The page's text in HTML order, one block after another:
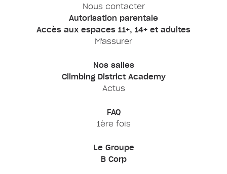
Nous contacter
Autorisation parentale
Accès aux espaces 11+, 14+ et adultes
M'assurer
Nos salles
Climbing District Academy
Actus
FAQ
1ère fois
Le Groupe
B Corp